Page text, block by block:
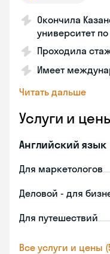
Окончила
университет
Проходила
Имеет
Читать дальше
Услуги и
Английский язык
Для маркетологов
Деловой - для
Для путешествий
Все услуги и цены